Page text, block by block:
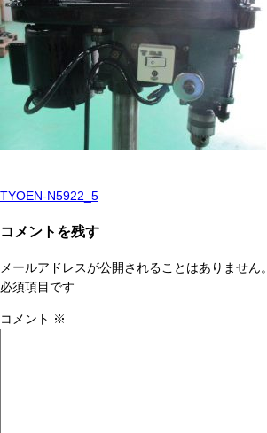
投
稿
ナ
ビ
ゲ
TYOEN-N5922_5
コメントを残す
メールアドレスが公開されることはありません。
必須項目です
コメント ※